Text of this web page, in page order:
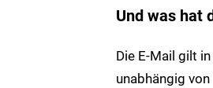
Und was hat
Die E-Mail gilt
unabhängig